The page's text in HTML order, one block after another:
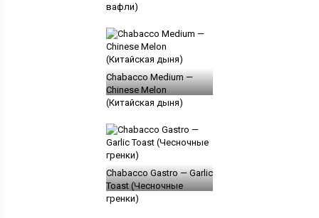
вафли)
Chabacco Medium —
Chinese Melon
(Китайская дыня)
Chabacco Gastro — Garlic
Toast (Чесночные
гренки)